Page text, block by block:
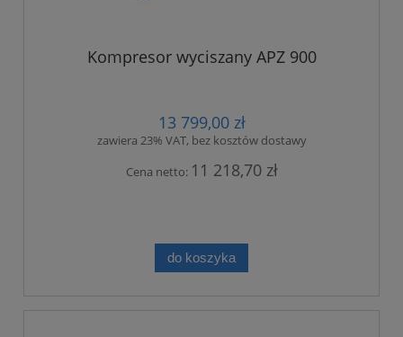
Kompresor wyciszany APZ 900
13 799,00 zł
zawiera 23% VAT, bez kosztów dostawy
Cena netto: 11 218,70 zł
do koszyka